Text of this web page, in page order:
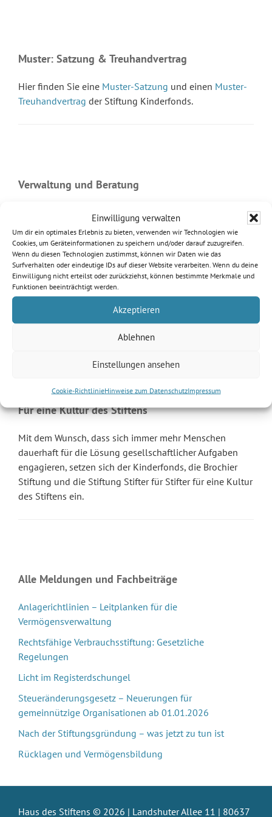
Einwilligung verwalten
Um dir ein optimales Erlebnis zu bieten, verwenden wir Technologien wie
Cookies, um Geräteinformationen zu speichern und/oder darauf zuzugreifen.
Wenn du diesen Technologien zustimmst, können wir Daten wie das
Surfverhalten oder eindeutige IDs auf dieser Website verarbeiten. Wenn du deine
Einwilligung nicht erteilst oder zurückziehst, können bestimmte Merkmale und
Funktionen beeinträchtigt werden.
Akzeptieren
Ablehnen
Einstellungen ansehen
Cookie-RichtlinieHinweise zum DatenschutzImpressum
Seitenspalte
Muster: Satzung & Treuhandvertrag
Hier finden Sie eine Muster-Satzung und einen Muster-
Treuhandvertrag der Stiftung Kinderfonds.
Verwaltung und Beratung
Alle Stiftungen unter dem Dach der Stiftung Kinderfonds
werden von der Haus des Stiftens gGmbH verwaltet und
erhalten damit Zugang zum Online-Portal CONNECT für
ein einfaches und transparentes Stiftungsmanagement.
Über CONNECT >>
Die Rechtsanwältinnen der Stiftungszentrum.law
Rechtsanwaltsgesellschaft beraten Sie gerne in allen
rechtlichen Fragen.
Für eine Kultur des Stiftens
Mit dem Wunsch, dass sich immer mehr Menschen
dauerhaft für die Lösung gesellschaftlicher Aufgaben
engagieren, setzen sich der Kinderfonds, die Brochier
Stiftung und die Stiftung Stifter für Stifter für eine Kultur
des Stiftens ein.
Alle Meldungen und Fachbeiträge
Anlagerichtlinien – Leitplanken für die
Vermögensverwaltung
Rechtsfähige Verbrauchsstiftung: Gesetzliche
Regelungen
Licht im Registerdschungel
Steueränderungsgesetz – Neuerungen für
gemeinnützige Organisationen ab 01.01.2026
Nach der Stiftungsgründung – was jetzt zu tun ist
Rücklagen und Vermögensbildung
Haus des Stiftens © 2026 | Landshuter Allee 11 | 80637